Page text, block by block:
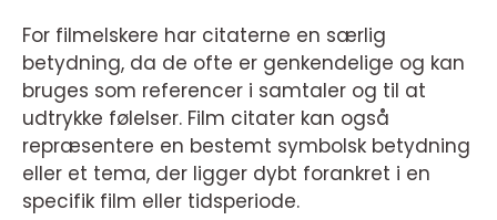
For filmelskere har citaterne en særlig
betydning, da de ofte er genkendelige og kan
bruges som referencer i samtaler og til at
udtrykke følelser. Film citater kan også
repræsentere en bestemt symbolsk betydning
eller et tema, der ligger dybt forankret i en
specifik film eller tidsperiode.